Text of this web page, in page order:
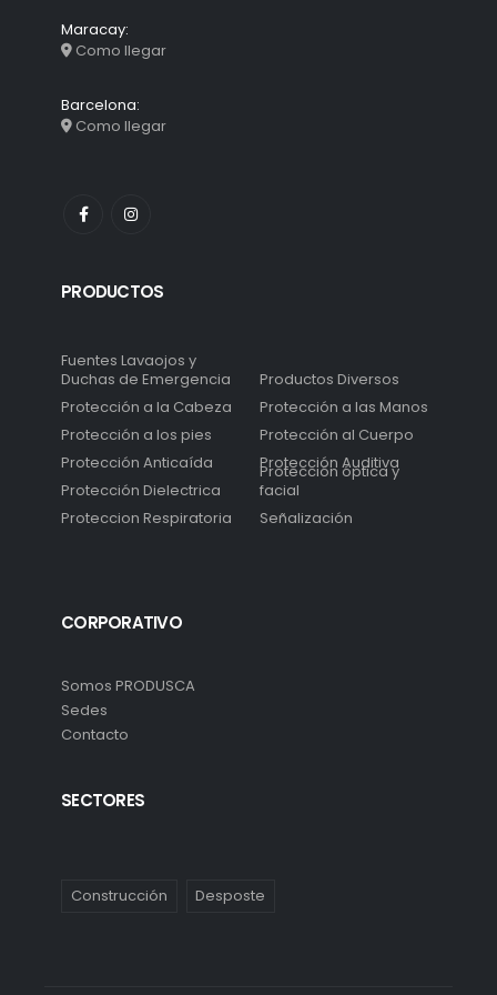
Maracay:
Como llegar
Barcelona:
Como llegar
PRODUCTOS
Fuentes Lavaojos y
Duchas de Emergencia
Productos Diversos
Protección a la Cabeza
Protección a las Manos
Protección a los pies
Protección al Cuerpo
Protección Anticaída
Protección Auditiva
Protección Dielectrica
Protección óptica y
facial
Proteccion Respiratoria
Señalización
CORPORATIVO
Somos PRODUSCA
Sedes
Contacto
SECTORES
Construcción Desposte